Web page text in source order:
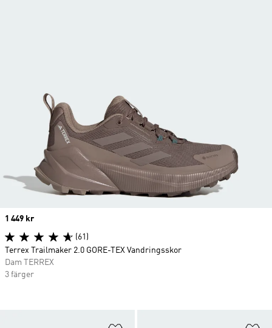
Price
1 449 kr
(61)
Terrex Trailmaker 2.0 GORE-TEX Vandringsskor
Dam TERREX
3 färger